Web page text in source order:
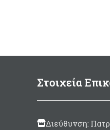
Στοιχεία
Διεύθυνση: